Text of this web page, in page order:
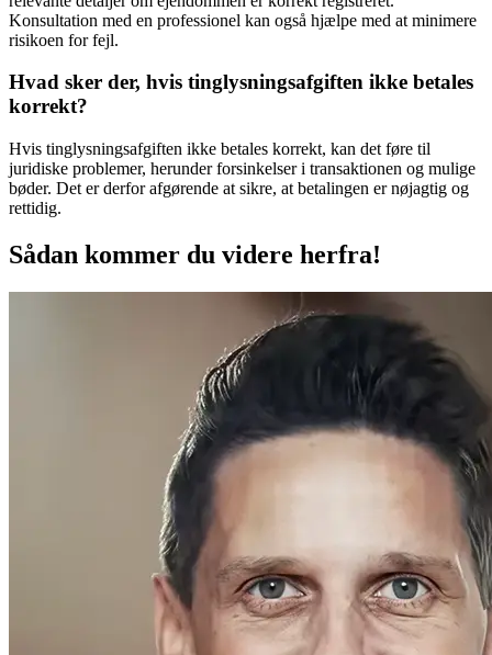
Konsultation med en professionel kan også hjælpe med at minimere
risikoen for fejl.
Hvad sker der, hvis tinglysningsafgiften ikke betales
korrekt?
Hvis tinglysningsafgiften ikke betales korrekt, kan det føre til
juridiske problemer, herunder forsinkelser i transaktionen og mulige
bøder. Det er derfor afgørende at sikre, at betalingen er nøjagtig og
rettidig.
Sådan kommer du videre herfra!